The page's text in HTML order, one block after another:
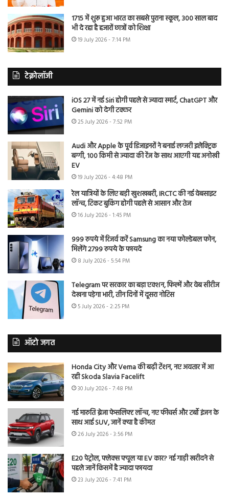
1715 में शुरू हुआ भारत का सबसे पुराना स्कूल, 300 साल बाद
भी दे रहा है हजारों छात्रों को शिक्षा
19 July 2026 - 7:14 PM
टेक्नोलॉजी
iOS 27 में नई Siri होगी पहले से ज्यादा स्मार्ट, ChatGPT और
Gemini को देगी टक्कर
25 July 2026 - 7:52 PM
Audi और Apple के पूर्व डिजाइनरों ने बनाई लग्जरी इलेक्ट्रिक
बग्गी, 100 किमी से ज्यादा की रेंज के साथ आएगी यह अनोखी
EV
19 July 2026 - 4:48 PM
रेल यात्रियों के लिए बड़ी खुशखबरी, IRCTC की नई वेबसाइट
लॉन्च, टिकट बुकिंग होगी पहले से आसान और तेज
16 July 2026 - 1:45 PM
999 रुपये में रिजर्व करें Samsung का नया फोल्डेबल फोन,
मिलेंगे 2799 रुपये के फायदे
8 July 2026 - 5:54 PM
Telegram पर सरकार का बड़ा एक्शन, फिल्में और वेब सीरीज
देखना पड़ेगा भारी, तीन दिनों में दूसरा नोटिस
5 July 2026 - 2:25 PM
ऑटो जगत
Honda City और Verna की बढ़ी टेंशन, नए अवतार में आ
रही Skoda Slavia Facelift
30 July 2026 - 7:48 PM
नई मारुति ब्रेजा फेसलिफ्ट लॉन्च, नए फीचर्स और टर्बो इंजन के
साथ आई SUV, जानें क्या है कीमत
26 July 2026 - 3:56 PM
E20 पेट्रोल, फ्लेक्स फ्यूल या EV कार? नई गाड़ी खरीदने से
पहले जानें किसमें है ज्यादा फायदा
23 July 2026 - 7:41 PM